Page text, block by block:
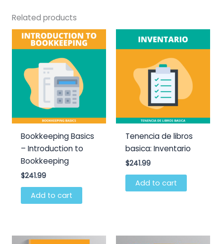
Related products
Bookkeeping Basics
– Introduction to
Bookkeeping
$241.99
Add to cart
Tenencia de libros
basica: Inventario
$241.99
Add to cart